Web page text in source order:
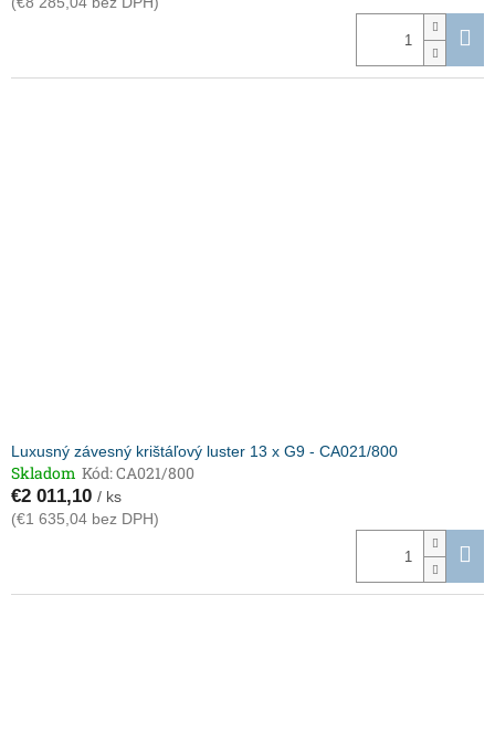
Luxusný závesný krištáľový luster 13 x G9 - CA021/800
Skladom Kód:CA021/800
€2 011,10 / ks
(€1 635,04 bez DPH)